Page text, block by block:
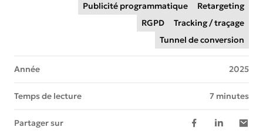
Publicité programmatique
Retargeting
RGPD
Tracking / traçage
Tunnel de conversion
Année 2025
Temps de lecture 7 minutes
Partager sur